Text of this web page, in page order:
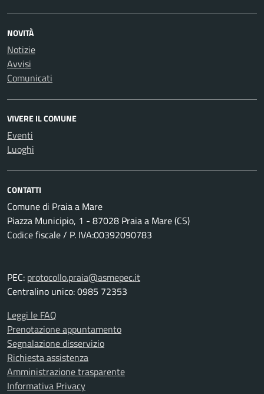
NOVITÀ
Notizie
Avvisi
Comunicati
VIVERE IL COMUNE
Eventi
Luoghi
CONTATTI
Comune di Praia a Mare
Piazza Municipio, 1 - 87028 Praia a Mare (CS)
Codice fiscale / P. IVA:00392090783
PEC: protocollo.praia@asmepec.it
Centralino unico: 0985 72353
Leggi le FAQ
Prenotazione appuntamento
Segnalazione disservizio
Richiesta assistenza
Amministrazione trasparente
Informativa Privacy